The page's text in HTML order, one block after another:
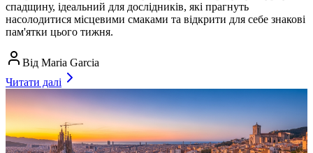
спадщину, ідеальний для дослідників, які прагнуть
насолодитися місцевими смаками та відкрити для себе знакові
пам'ятки цього тижня.
Від Maria Garcia
Читати далі